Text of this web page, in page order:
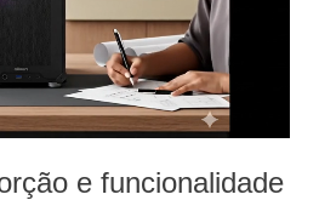
e funcionalidade